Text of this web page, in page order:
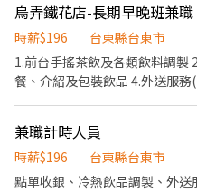
供優質的用餐環境。 - 專業介
績 【上班時間/休假制度】 - 依
詳洽 - 10:00~22:00(兩頭班、
NT200~NT230 *視工作表現
戰高時薪💙 💙每週彈性排班制
烏弄鐵花店-長期早晚班兼職
時薪$196
台東縣台東市
1.前台手搖茶飲及各類飲料調製
餐、介紹及包裝飲品 4.外送服
兼職計時人員
時薪$196
台東縣台東市
點單收銀、冷熱飲品調製、外送